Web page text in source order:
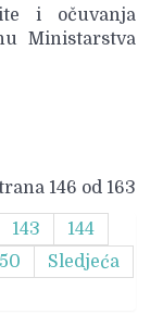
i očuvanja
Ministarstva
146 od 163
143
144
Sledjeća